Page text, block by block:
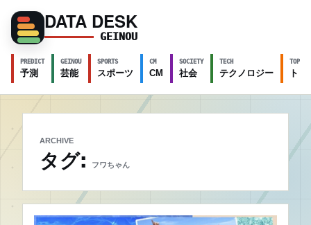
DATA DESK
GEINOU
PREDICT
予測
GEINOU
芸能
SPORTS
スポーツ
CM
CM
SOCIETY
社会
TECH
テクノロジー
TOPICS
ト
ARCHIVE
タグ: フワちゃん